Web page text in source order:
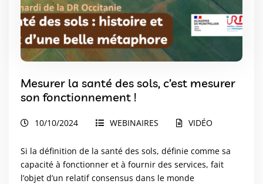
Mesurer la santé des sols, c’est mesurer
son fonctionnement !
10/10/2024 WEBINAIRES VIDÉO
Si la définition de la santé des sols, définie comme sa
capacité à fonctionner et à fournir des services, fait
l’objet d’un relatif consensus dans le monde